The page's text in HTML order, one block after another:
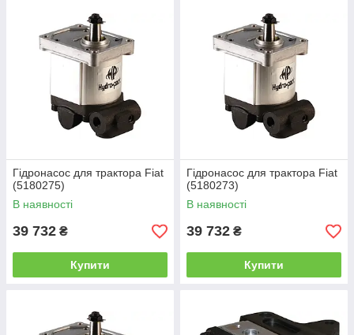
Гідронасос для трактора Fiat
(5180275)
В наявності
39 732 ₴
Купити
Гідронасос для трактора Fiat
(5180273)
В наявності
39 732 ₴
Купити